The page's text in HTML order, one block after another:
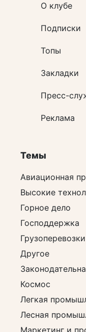
О клубе
Подписки
Топы
Закладки
Пресс-
Реклама
Темы
Авиационная
Высокие
Горное дело
Господдержка
Грузоперевозки
Другое
Космос
Легкая
Лесная
Маркетинг и